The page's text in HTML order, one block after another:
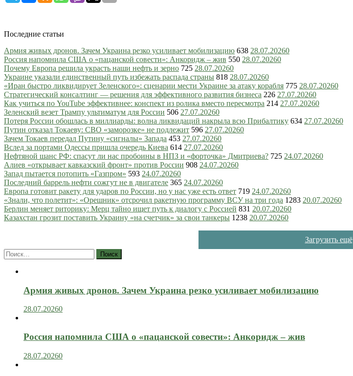
Последние статьи
Армия живых дронов. Зачем Украина резко усиливает мобилизацию 638 28.07.20260
Россия напомнила США о «пацанской совести»: Анкоридж – жив 550 28.07.20260
Почему Европа решила украсть наши нефть и зерно 725 28.07.20260
Украине указали единственный путь избежать распада страны 818 28.07.20260
«Иран быстро ликвидирует Зеленского»: сценарии мести Украине за атаку корабля 775 28.07.20260
Стратегический консалтинг — решения для эффективного развития бизнеса 226 27.07.20260
Как учиться по YouTube эффективнее: конспект из ролика вместо пересмотра 214 27.07.20260
Зеленский везет Трампу ультиматум для России 506 27.07.20260
Потеря России обошлась в миллиарды: волна ликвидаций накрыла всю Прибалтику 634 27.07.20260
Путин отказал Токаеву: СВО «заморозке» не подлежит 596 27.07.20260
Зачем Токаев передал Путину «сигналы» Запада 453 27.07.20260
Вслед за портами Одессы пришла очередь Киева 614 27.07.20260
Нефтяной шанс РФ: спасут ли нас пробоины в НПЗ и «форточка» Дмитриева? 725 24.07.20260
Алиев «открывает кавказский фронт» против России 908 24.07.20260
Запад пытается потопить «Газпром» 593 24.07.20260
Последний баррель нефти сожгут не в двигателе 365 24.07.20260
Европа готовит ракету для ударов по России, но у нас уже есть ответ 719 24.07.20260
«Знали, что полетит»: «Орешник» отсрочил ракетную программу ВСУ на три года 1283 20.07.20260
Берлин меняет риторику: Мерц тайно ищет путь к диалогу с Россией 831 20.07.20260
Казахстан грозит поставить Украину «на счетчик» за свои танкеры 1238 20.07.20260
Загрузить ещё
Найти:
Армия живых дронов. Зачем Украина резко усиливает мобилизацию
28.07.20260
Россия напомнила США о «пацанской совести»: Анкоридж – жив
28.07.20260